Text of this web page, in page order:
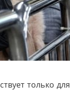
только для